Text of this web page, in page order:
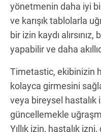
yönetmenin daha iyi
ve karışık tablolarla
bir izin kaydı
yapabilir ve daha
Timetastic, ekibinizin
kolayca girmesini
veya bireysel hastalık
güncellemekle
Yıllık izin, hastalık